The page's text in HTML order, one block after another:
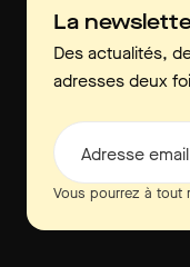
La
Des actualités,
adresses deux
Adresse email
Vous pourrez à tout